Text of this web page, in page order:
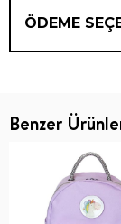
ÖDEME
Benzer